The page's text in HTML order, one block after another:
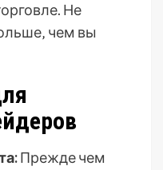
Не
чем вы
Прежде чем